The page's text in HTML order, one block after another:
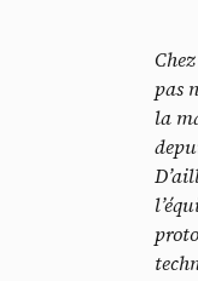
pas
la